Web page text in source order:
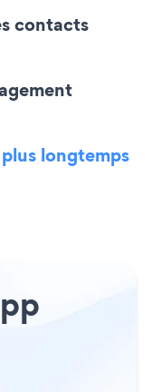
contacts
longtemps